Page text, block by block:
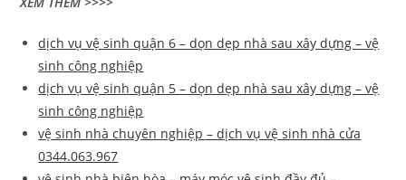
dịch vụ vệ sinh quận 6 – dọn dẹp nhà sau xây dựng – vệ
sinh công nghiệp
dịch vụ vệ sinh quận 5 – dọn dẹp nhà sau xây dựng – vệ
sinh công nghiệp
vệ sinh nhà chuyên nghiệp – dịch vụ vệ sinh nhà cửa
0344.063.967